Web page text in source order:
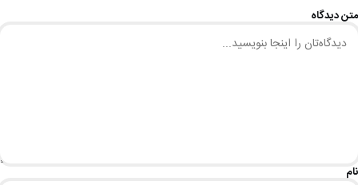
متن دیدگاه
نام